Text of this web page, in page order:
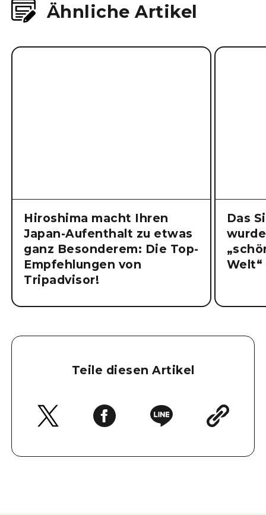
Ähnliche Artikel
Hiroshima macht Ihren
Japan-Aufenthalt zu etwas
ganz Besonderem: Die Top-
Empfehlungen von
Tripadvisor!
Das
Teile diesen Artikel